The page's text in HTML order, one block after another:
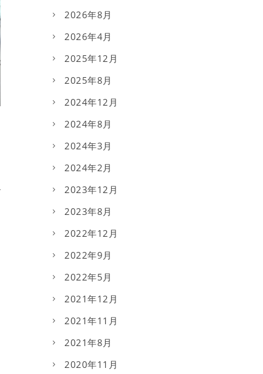
2026年8月
2026年4月
2025年12月
2025年8月
2024年12月
2024年8月
2024年3月
2024年2月
2023年12月
2023年8月
2022年12月
2022年9月
2022年5月
2021年12月
2021年11月
2021年8月
2020年11月